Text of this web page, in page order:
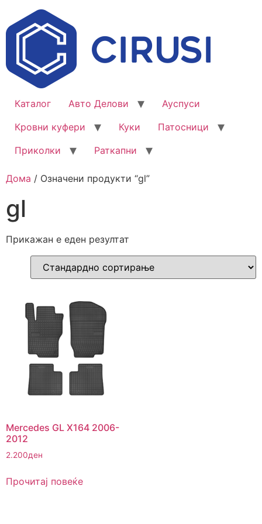
Каталог Авто Делови
Ауспуси
Кровни куфери
Куки
Патосници
Приколки
Раткапни
Дома / Означени продукти “gl”
gl
Прикажан е еден резултат
Mercedes GL X164 2006-
2012
2.200ден
Прочитај повеќе